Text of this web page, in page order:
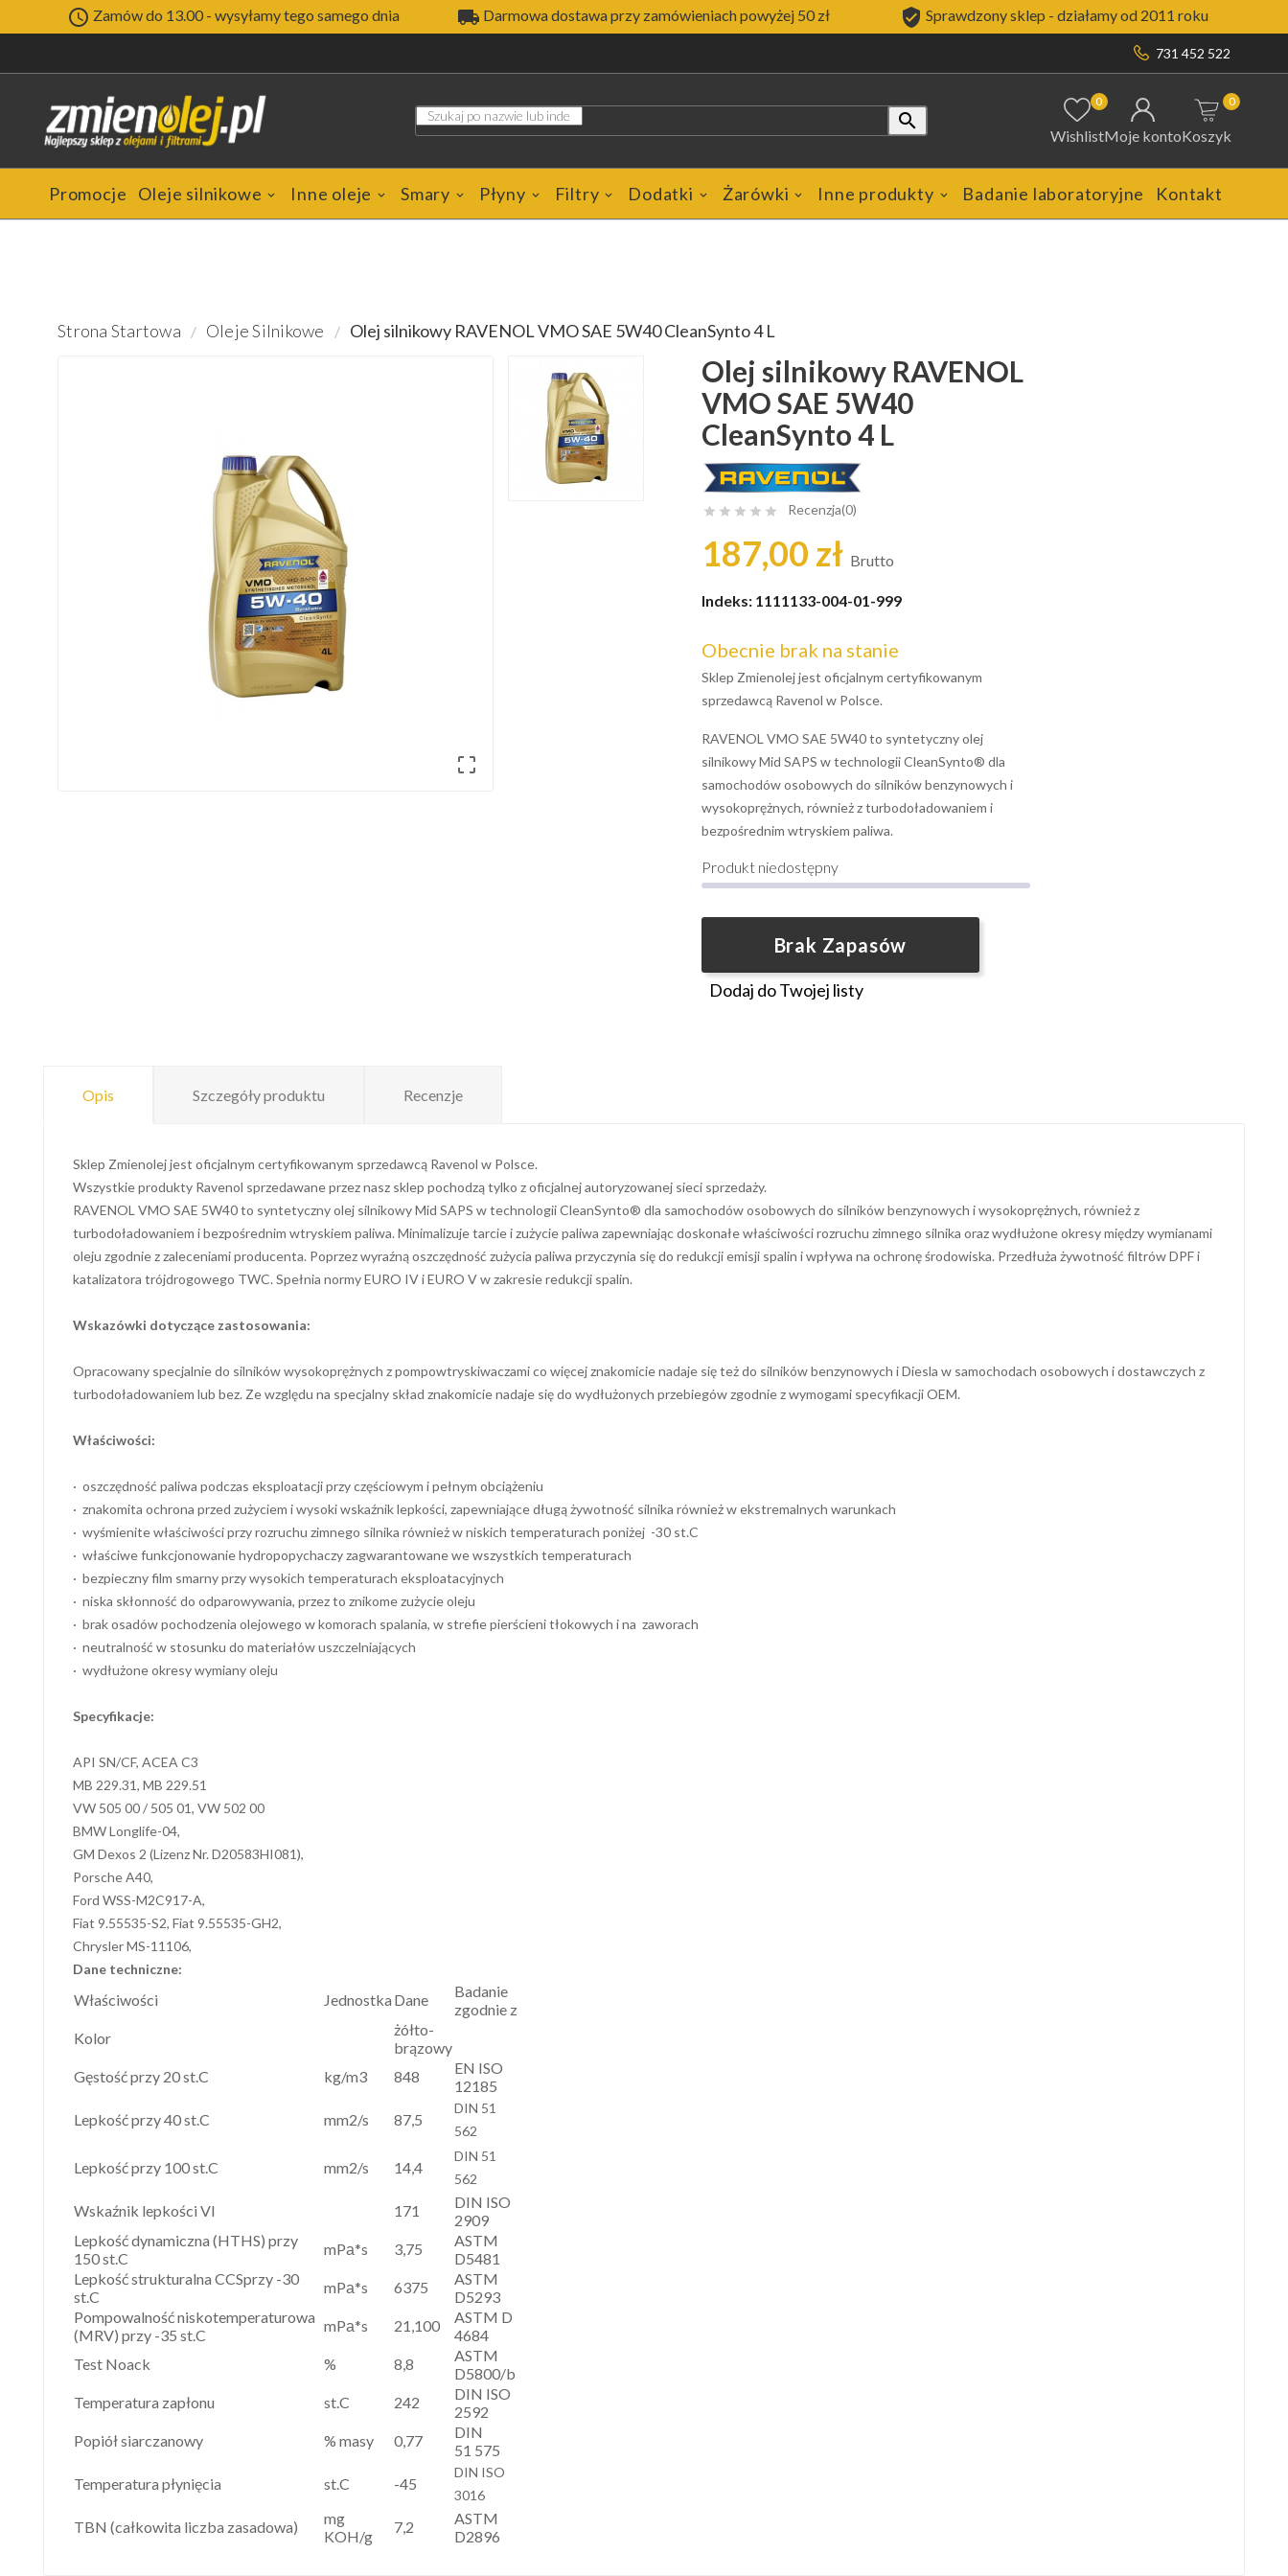
 Zamów do 13.00 - wysyłamy tego samego dnia  Darmowa dostawa przy zamówieniach powyżej 50 zł  Sprawdzony sklep - działamy od 2011 roku
731 452 522

0
WishlistMoje kontoKoszyk
0
Promocje Oleje silnikowe Inne oleje Smary Płyny Filtry Dodatki Żarówki Inne produkty Badanie laboratoryjne Kontakt
Strona Startowa Oleje Silnikowe Olej silnikowy RAVENOL VMO SAE 5W40 CleanSynto 4 L

Olej silnikowy RAVENOL
VMO SAE 5W40
CleanSynto 4 L
     Recenzja(0)
187,00 zł Brutto
Indeks: 1111133-004-01-999
Obecnie brak na stanie
Sklep Zmienolej jest oficjalnym certyfikowanym
sprzedawcą Ravenol w Polsce.
RAVENOL VMO SAE 5W40 to syntetyczny olej
silnikowy Mid SAPS w technologii CleanSynto® dla
samochodów osobowych do silników benzynowych i
wysokoprężnych, również z turbodoładowaniem i
bezpośrednim wtryskiem paliwa.
Produkt niedostępny
Brak Zapasów
Dodaj do Twojej listy
Opis Szczegóły produktu Recenzje
Sklep Zmienolej jest oficjalnym certyfikowanym sprzedawcą Ravenol w Polsce.
Wszystkie produkty Ravenol sprzedawane przez nasz sklep pochodzą tylko z oficjalnej autoryzowanej sieci sprzedaży.
RAVENOL VMO SAE 5W40 to syntetyczny olej silnikowy Mid SAPS w technologii CleanSynto® dla samochodów osobowych do silników benzynowych i wysokoprężnych, również z
turbodoładowaniem i bezpośrednim wtryskiem paliwa. Minimalizuje tarcie i zużycie paliwa zapewniając doskonałe właściwości rozruchu zimnego silnika oraz wydłużone okresy między wymianami
oleju zgodnie z zaleceniami producenta. Poprzez wyraźną oszczędność zużycia paliwa przyczynia się do redukcji emisji spalin i wpływa na ochronę środowiska. Przedłuża żywotność filtrów DPF i
katalizatora trójdrogowego TWC. Spełnia normy EURO IV i EURO V w zakresie redukcji spalin.
Wskazówki dotyczące zastosowania:
Opracowany specjalnie do silników wysokoprężnych z pompowtryskiwaczami co więcej znakomicie nadaje się też do silników benzynowych i Diesla w samochodach osobowych i dostawczych z
turbodoładowaniem lub bez. Ze względu na specjalny skład znakomicie nadaje się do wydłużonych przebiegów zgodnie z wymogami specyfikacji OEM.
Właściwości:
· oszczędność paliwa podczas eksploatacji przy częściowym i pełnym obciążeniu
· znakomita ochrona przed zużyciem i wysoki wskaźnik lepkości, zapewniające długą żywotność silnika również w ekstremalnych warunkach
· wyśmienite właściwości przy rozruchu zimnego silnika również w niskich temperaturach poniżej -30 st.C
· właściwe funkcjonowanie hydropopychaczy zagwarantowane we wszystkich temperaturach
· bezpieczny film smarny przy wysokich temperaturach eksploatacyjnych
· niska skłonność do odparowywania, przez to znikome zużycie oleju
· brak osadów pochodzenia olejowego w komorach spalania, w strefie pierścieni tłokowych i na zaworach
· neutralność w stosunku do materiałów uszczelniających
· wydłużone okresy wymiany oleju
Specyfikacje:
API SN/CF, ACEA C3
MB 229.31, MB 229.51
VW 505 00 / 505 01, VW 502 00
BMW Longlife-04,
GM Dexos 2 (Lizenz Nr. D20583HI081),
Porsche A40,
Ford WSS-M2C917-A,
Fiat 9.55535-S2, Fiat 9.55535-GH2,
Chrysler MS-11106,
Dane techniczne:
Właściwości Jednostka Dane
Badanie
zgodnie z
Kolor
żółto-
brązowy
Gęstość przy 20 st.C
kg/m3 848
EN ISO
12185
Lepkość przy 40 st.C
mm2/s 87,5
DIN 51
562
Lepkość przy 100 st.C mm2/s 14,4
DIN 51
562
Wskaźnik lepkości VI 171
DIN ISO
2909
Lepkość dynamiczna (HTHS) przy
150 st.C
mPа*s 3,75
ASTM
D5481
Lepkość strukturalna CCSprzy -30
st.C
mPа*s 6375
ASTM
D5293
Pompowalność niskotemperaturowa
(MRV) przy -35 st.C
mPа*s 21,100
ASTM D
4684
Test Noack
% 8,8
ASTM
D5800/b
Temperatura zapłonu
st.C 242
DIN ISO
2592
Popiół siarczanowy
% masy 0,77
DIN
51 575
Temperatura płynięcia
st.C -45
DIN ISO
3016
TBN (całkowita liczba zasadowa)
mg
KOH/g
7,2
ASTM
D2896